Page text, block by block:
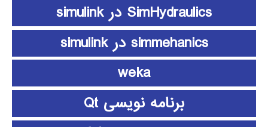
SimHydraulics در simulink
simmehanics در simulink
weka
برنامه نویسی Qt